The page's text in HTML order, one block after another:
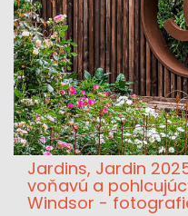
Jardins, Jardin
voňavú a
Windsor -